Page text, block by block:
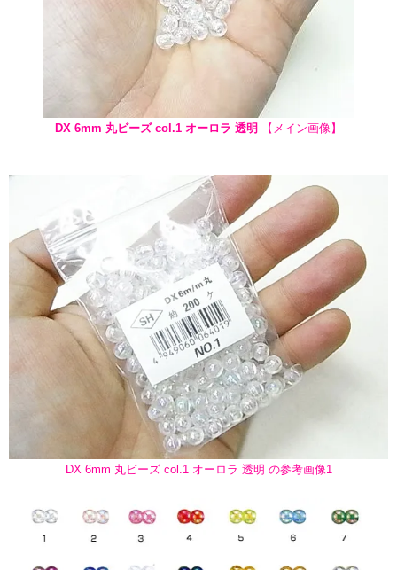
DX 6mm 丸ビーズ col.1 オーロラ 透明 【メイン画像】
DX 6mm 丸ビーズ col.1 オーロラ 透明 の参考画像1